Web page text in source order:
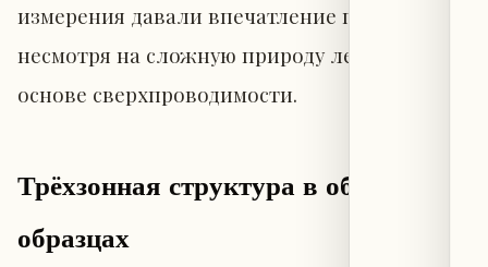
измерения давали впечатление простоты,
несмотря на сложную природу лежащей в
основе сверхпроводимости.
Трёхзонная структура в объёмных
образцах